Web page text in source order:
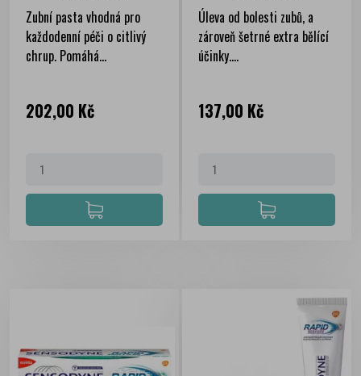
Zubní pasta vhodná pro
každodenní péči o citlivý
chrup. Pomáhá...
Cena
202,00 Kč
Úleva od bolesti zubů, a
zároveň šetrné extra bělící
účinky....
Cena
137,00 Kč